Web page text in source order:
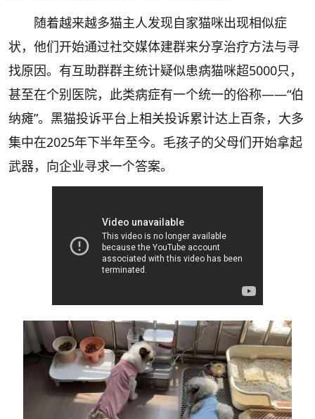
随着越来越多猫主人发现自家猫咪出现相似症
状，他们开始通过社交媒体建群来分享治疗方法与寻
找原因。有互助群群主统计疑似患病猫咪超5000只，
甚至在个别医院，此类病症有一个统一的俗称——“伯
纳瘫”。黑猫投诉平台上相关投诉累计达上百条，大多
集中在2025年下半年至今。毛孩子的父母们开始拿起
武器，向企业寻求一个答案。